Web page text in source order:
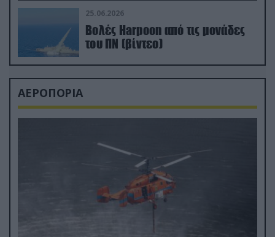
25.06.2026
Βολές Harpoon από τις μονάδες
του ΠΝ (βίντεο)
ΑΕΡΟΠΟΡΙΑ